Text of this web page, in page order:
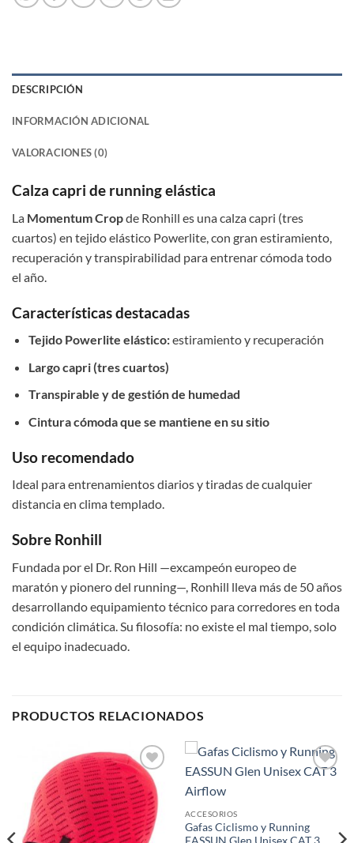
DESCRIPCIÓN
INFORMACIÓN ADICIONAL
VALORACIONES (0)
Calza capri de running elástica
La Momentum Cropde Ronhill es una calza capri (tres
cuartos) en tejido elástico Powerlite, con gran estiramiento,
recuperación y transpirabilidad para entrenar cómoda todo
el año.
Características destacadas
Tejido Powerlite elástico:estiramiento y recuperación
Largo capri (tres cuartos)
Transpirable y de gestión de humedad
Cintura cómoda que se mantiene en su sitio
Uso recomendado
Ideal para entrenamientos diarios y tiradas de cualquier
distancia en clima templado.
Sobre Ronhill
Fundada por el Dr. Ron Hill —excampeón europeo de
maratón y pionero del running—, Ronhill lleva más de 50 años
desarrollando equipamiento técnico para corredores en toda
condición climática. Su filosofía: no existe el mal tiempo, solo
el equipo inadecuado.
PRODUCTOS RELACIONADOS
Add to
wishlist
ACCESORIOS
Gafas Ciclismo y Running
EASSUN Glen Unisex CAT 3